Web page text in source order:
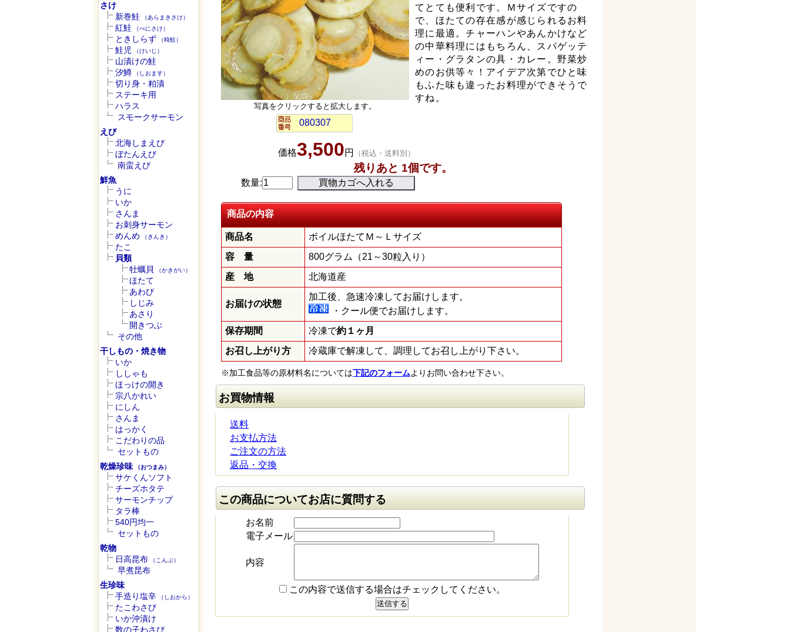
さけ
新巻鮭 （あらまきさけ）
紅鮭 （べにさけ）
ときしらず （時鮭）
鮭児 （けいじ）
山漬けの鮭
汐鱒 （しおます）
切り身・粕漬
ステーキ用
ハラス
スモークサーモン
えび
北海しまえび
ぼたんえび
南蛮えび
鮮魚
うに
いか
さんま
お刺身サーモン
めんめ （きんき）
たこ
貝類
牡蠣貝
（かきがい）
ほたて
あわび
しじみ
あさり
開きつぶ
その他
干しもの・焼き物
いか
ししゃも
ほっけの開き
宗八かれい
にしん
さんま
はっかく
こだわりの品
セットもの
乾燥珍味 （おつまみ）
サケくんソフト
チーズホタテ
サーモンチップ
タラ棒
540円均一
セットもの
乾物
日高昆布 （こんぶ）
早煮昆布
生珍味
手造り塩辛 （しおから）
たこわさび
いか沖漬け
数の子わさび
写真をクリックすると拡大します。
080307
てとても便利です。Ｍサイズですの
で、ほたての存在感が感じられるお料
理に最適。チャーハンやあんかけなど
の中華料理にはもちろん、スパゲッテ
ィー・グラタンの具・カレー。野菜炒
めのお供等々！アイデア次第でひと味
もふた味も違ったお料理ができそうで
すね。
価格3,500円 （税込・送料別）
残りあと 1個です。
数量:
商品の内容
商品名
ボイルほたてＭ～Ｌサイズ
容 量
800グラム（21～30粒入り）
産 地
北海道産
お届けの状態
加工後、急速冷凍してお届けします。
・クール便でお届けします。
保存期間
冷凍で約１ヶ月
お召し上がり方
冷蔵庫で解凍して、調理してお召し上がり下さい。
※加工食品等の原材料名については下記のフォームよりお問い合わせ下さい。
お買物情報
送料
お支払方法
ご注文の方法
返品・交換
この商品についてお店に質問する
お名前
電子メール
内容
この内容で送信する場合はチェックしてください。